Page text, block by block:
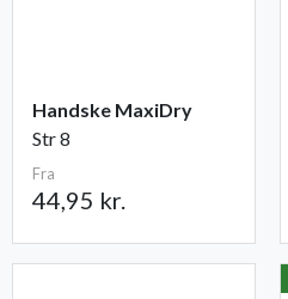
Handske MaxiDry
Str 8
Fra
44,95 kr.